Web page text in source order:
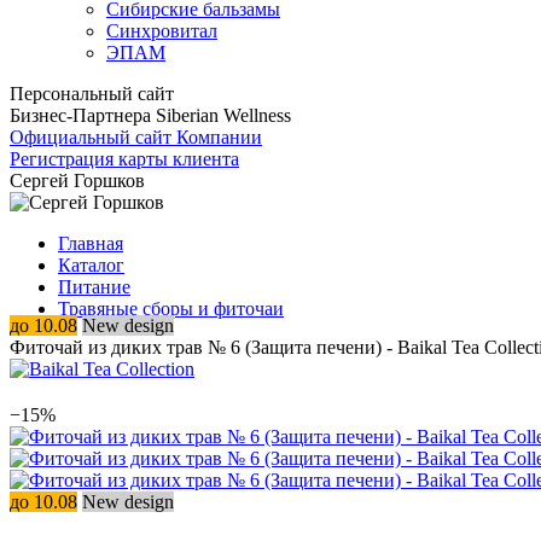
Сибирские бальзамы
Синхровитал
ЭПАМ
Персональный сайт
Бизнес-Партнера Siberian Wellness
Официальный сайт Компании
Регистрация карты клиента
Сергей Горшков
Главная
Каталог
Питание
Травяные сборы и фиточаи
до 10.08 New design
Фиточай из диких трав № 6 (Защита печени) - Baikal Tea
−15%
до 10.08 New design